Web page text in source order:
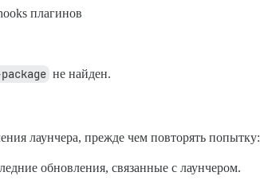
плагинов
не найден.
лаунчера, прежде чем повторять попытку:
обновления, связанные с лаунчером.